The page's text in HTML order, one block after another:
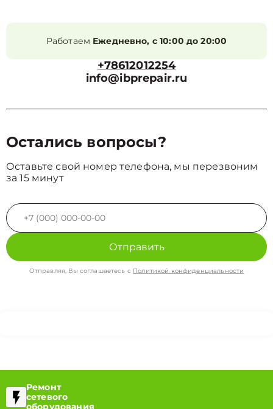
Работаем Ежедневно, с 10:00 до 20:00
+78612012254
info@ibprepair.ru
Остались вопросы?
Оставьте свой номер телефона, мы перезвоним
за 15 минут
Отправить
Отправляя, Вы соглашаетесь с Политикой конфиденциальности
Ремонт
сетевого
оборудования